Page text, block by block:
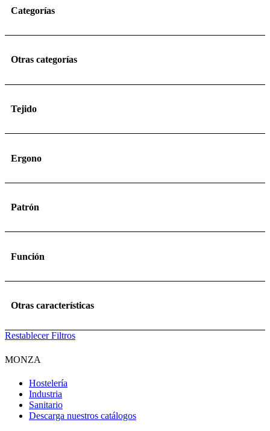
Categorías
Otras categorías
Tejido
Ergono
Patrón
Función
Otras características
Restablecer Filtros
MONZA
Hostelería
Industria
Sanitario
Descarga nuestros catálogos